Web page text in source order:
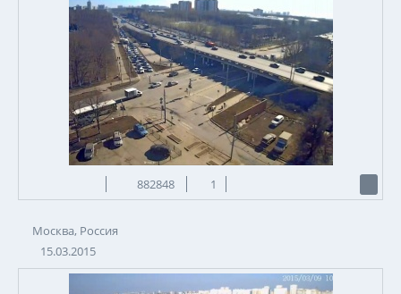
882848 1
Москва, Россия
15.03.2015